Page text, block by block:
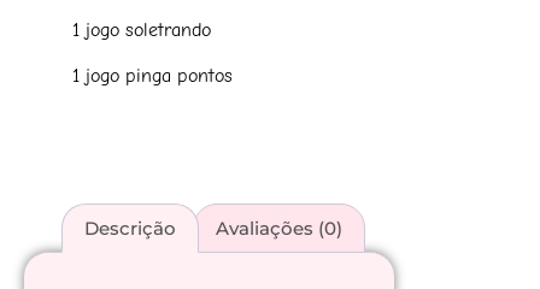
1 jogo soletrando
1 jogo pinga pontos
Descrição Avaliações (0)